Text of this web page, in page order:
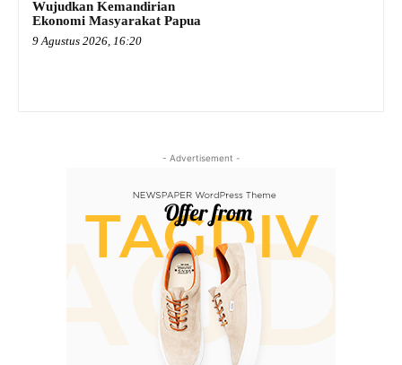
Wujudkan Kemandirian
Ekonomi Masyarakat Papua
9 Agustus 2026, 16:20
- Advertisement -